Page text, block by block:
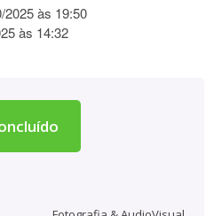
2025 às 19:50
às 14:32